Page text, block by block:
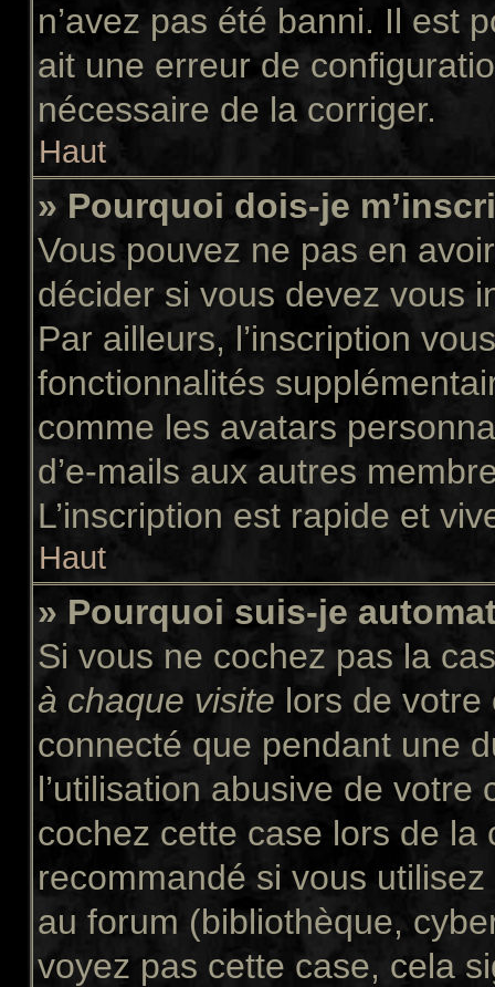
n’avez pas été banni. Il est
ait une erreur de
nécessaire de la corriger.
Haut
» Pourquoi dois-je
Vous pouvez ne pas en
décider si vous devez vous
Par ailleurs, l’inscription
fonctionnalités
comme les avatars
d’e-mails aux autres
L’inscription est rapide et
Haut
» Pourquoi suis-je
Si vous ne cochez pas la
à chaque visite lors de votre
connecté que pendant une
l’utilisation abusive de
cochez cette case lors de la
recommandé si vous
au forum (bibliothèque,
voyez pas cette case, cela